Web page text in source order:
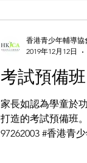
考試預備班
家長如認為學童於
打造的考試預備班
97262003 #香港青
香港青少年輔導協
2019年12月12日